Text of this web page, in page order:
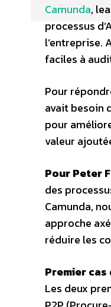
Camunda,
processus
l’entreprise.
faciles à
Pour
avait besoin
pour
valeur
Pour Peter
des
Camunda,
approche
réduire les
Premier
Les deux